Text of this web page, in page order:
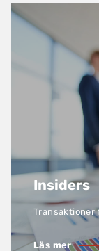
Insiders
Transaktioner
Läs mer